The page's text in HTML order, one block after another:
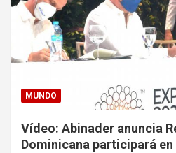
MUNDO
Vídeo: Abinader anuncia
Dominicana participará en